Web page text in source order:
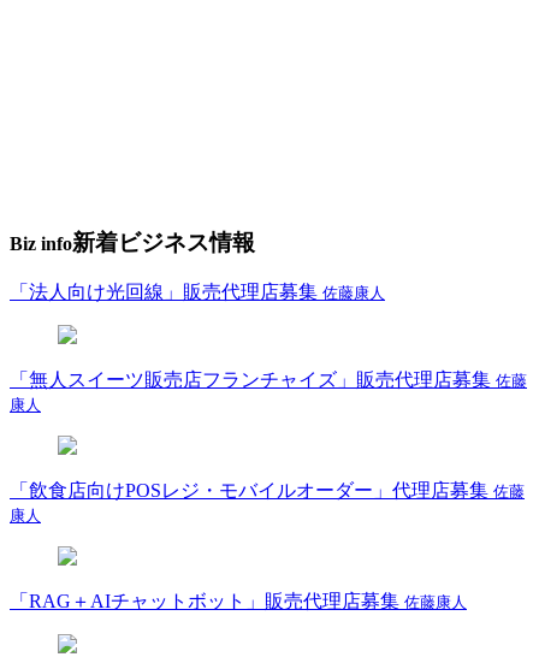
Biz info新着ビジネス情報
「法人向け光回線」販売代理店募集 佐藤康人
「無人スイーツ販売店フランチャイズ」販売代理店募集 佐藤
康人
「飲食店向けPOSレジ・モバイルオーダー」代理店募集 佐藤
康人
「RAG＋AIチャットボット」販売代理店募集 佐藤康人